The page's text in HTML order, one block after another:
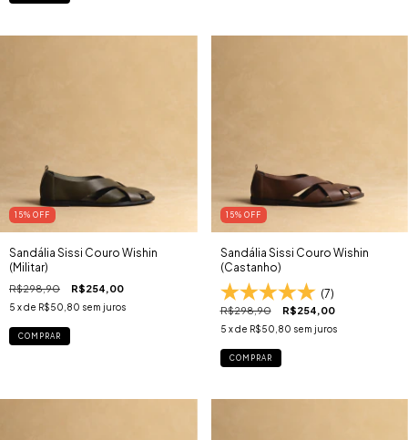
15% OFF
Sandália Sissi Couro Wishin
(Militar)
R$298,90 R$254,00
5 x de R$50,80 sem juros
COMPRAR
15% OFF
Sandália Sissi Couro Wishin
(Castanho)
(7)
R$298,90 R$254,00
5 x de R$50,80 sem juros
COMPRAR